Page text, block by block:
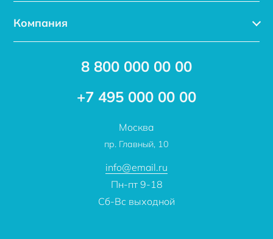
Услуги
Компания
8 800 000 00 00
+7 495 000 00 00
Москва
пр. Главный, 10
info@email.ru
Пн-пт 9-18
Сб-Вс выходной